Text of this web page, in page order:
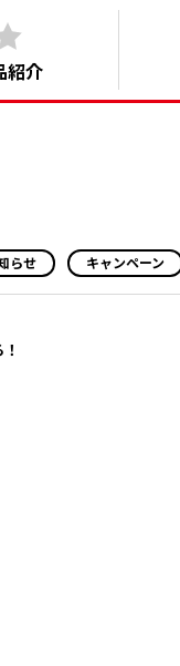
紹介
らせ キャンペーン